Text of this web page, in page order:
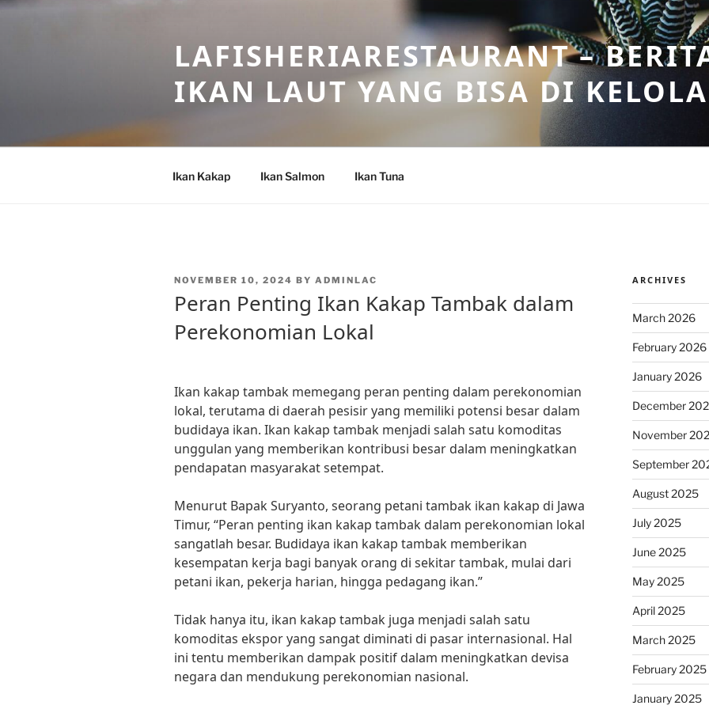
Skip
LAFISHERIARESTAURANT –
IKAN LAUT YANG BISA DI
Ikan Kakap Ikan Salmon Ikan Tuna
POSTED
NOVEMBER 10, 2024 BY ADMINLAC
Peran Penting Ikan Kakap Tambak dalam
Perekonomian Lokal
Ikan kakap tambak memegang peran penting dalam perekonomian
lokal, terutama di daerah pesisir yang memiliki potensi besar dalam
budidaya ikan. Ikan kakap tambak menjadi salah satu komoditas
unggulan yang memberikan kontribusi besar dalam meningkatkan
pendapatan masyarakat setempat.
Menurut Bapak Suryanto, seorang petani tambak ikan kakap di Jawa
Timur, “Peran penting ikan kakap tambak dalam perekonomian lokal
sangatlah besar. Budidaya ikan kakap tambak memberikan
kesempatan kerja bagi banyak orang di sekitar tambak, mulai dari
petani ikan, pekerja harian, hingga pedagang ikan.”
Tidak hanya itu, ikan kakap tambak juga menjadi salah satu
komoditas ekspor yang sangat diminati di pasar internasional. Hal
ini tentu memberikan dampak positif dalam meningkatkan devisa
negara dan mendukung perekonomian nasional.
ARCHIVES
March 2026
February 2026
January 2026
December
November
September
August 2025
July 2025
June 2025
May 2025
April 2025
March 2025
February 2025
January 2025